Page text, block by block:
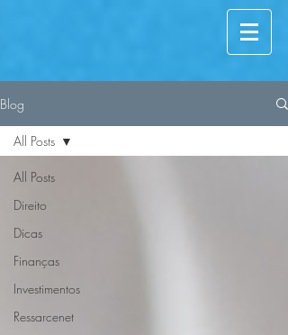
Blog
All Posts
Direito
Dicas
Finanças
Investimentos
Ressarcenet
All Posts